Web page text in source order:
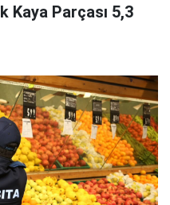
Kaya Parçası 5,3